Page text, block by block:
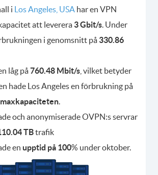
i Los Angeles, USA har en VPN
att leverera 3 Gbit/s. Under
i genomsnitt på 330.86
låg på760.48 Mbit/s , vilket betyder
hade Los Angeles en förbrukning på
maxkapaciteten.
och anonymiserade OVPN:s servrar
TBtrafik
en upptid på 100% under oktober.